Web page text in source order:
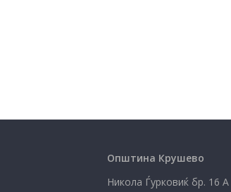
Општина Крушево
Никола Ѓурковиќ бр. 16 А